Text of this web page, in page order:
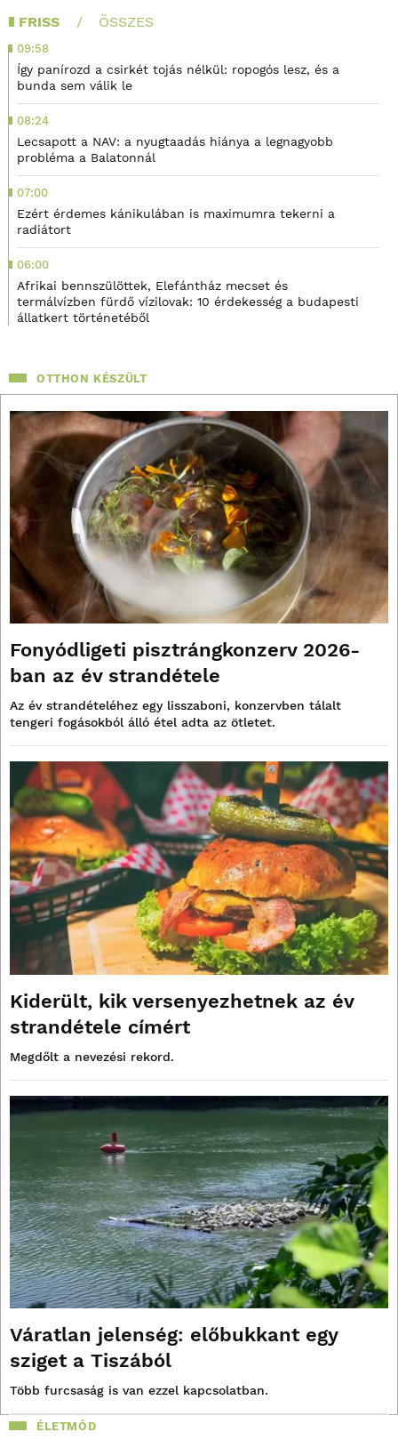
FRISS ÖSSZES
09:58
Így panírozd a csirkét tojás nélkül: ropogós lesz, és a
bunda sem válik le
08:24
Lecsapott a NAV: a nyugtaadás hiánya a legnagyobb
probléma a Balatonnál
07:00
Ezért érdemes kánikulában is maximumra tekerni a
radiátort
06:00
Afrikai bennszülöttek, Elefántház mecset és
termálvízben fürdő vízilovak: 10 érdekesség a budapesti
állatkert történetéből
OTTHON KÉSZÜLT
Fonyódligeti pisztrángkonzerv 2026-
ban az év strandétele
Az év strandételéhez egy lisszaboni, konzervben tálalt
tengeri fogásokból álló étel adta az ötletet.
Kiderült, kik versenyezhetnek az év
strandétele címért
Megdőlt a nevezési rekord.
Váratlan jelenség: előbukkant egy
sziget a Tiszából
Több furcsaság is van ezzel kapcsolatban.
ÉLETMÓD